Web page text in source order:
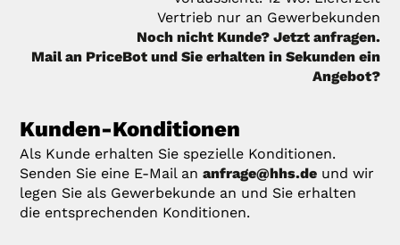
Vertrieb nur an Gewerbekunden
Noch nicht Kunde? Jetzt anfragen.
Mail an PriceBot und Sie erhalten in Sekunden ein
Angebot?
Kunden-Konditionen
Als Kunde erhalten Sie spezielle Konditionen.
Senden Sie eine E-Mail ananfrage@hhs.de und wir
legen Sie als Gewerbekunde an und Sie erhalten
die entsprechenden Konditionen.